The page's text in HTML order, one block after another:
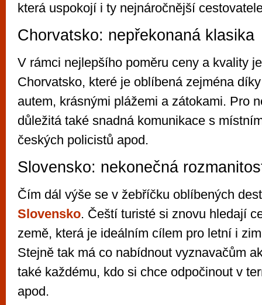
která uspokojí i ty nejnáročnější
Chorvatsko: nepřekonaná klasika
V rámci nejlepšího poměru ceny a kvality
Chorvatsko, které je oblíbená zejména
autem, krásnými plážemi a zátokami. Pro
důležitá také snadná komunikace s
českých policistů apod.
Slovensko: nekonečná
Čím dál výše se v žebříčku oblíbených
Slovensko. Čeští turisté si znovu hledají
země, která je ideálním cílem pro letní i
Stejně tak má co nabídnout vyznavačům
také každému, kdo si chce odpočinout v
apod.